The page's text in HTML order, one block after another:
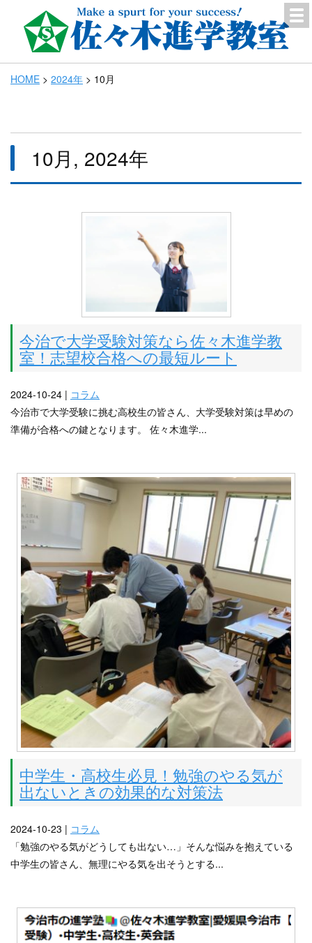
HOME > 2024年 > 10月
10月, 2024年
今治で大学受験対策なら佐々木進学教
室！志望校合格への最短ルート
2024-10-24 | コラム
今治市で大学受験に挑む高校生の皆さん、大学受験対策は早めの
準備が合格への鍵となります。 佐々木進学...
中学生・高校生必見！勉強のやる気が
出ないときの効果的な対策法
2024-10-23 | コラム
「勉強のやる気がどうしても出ない…」そんな悩みを抱えている
中学生の皆さん、無理にやる気を出そうとする...